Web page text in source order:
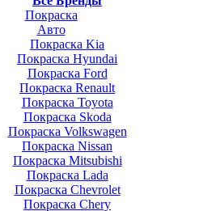
Покраска
Авто
Покраска Kia
Покраска Hyundai
Покраска Ford
Покраска Renault
Покраска Toyota
Покраска Skoda
Покраска Volkswagen
Покраска Nissan
Покраска Mitsubishi
Покраска Lada
Покраска Chevrolet
Покраска Chery